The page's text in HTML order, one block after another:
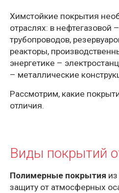
Химстойкие покрытия
отраслях: в нефтегазовой
трубопроводов,
реакторы,
энергетике –
– металлические
Рассмотрим, какие
отличия.
Виды покрытий
Полимерные покрытия
защиту от атмосферных